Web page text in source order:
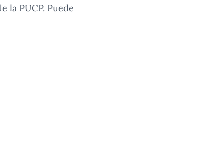
la PUCP. Puede